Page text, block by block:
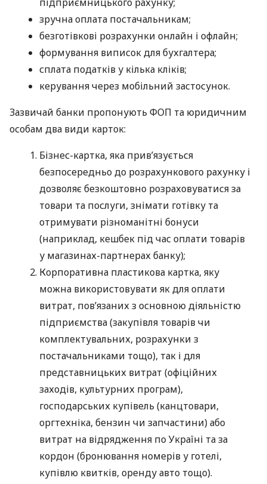
зручна оплата постачальникам;
безготівкові розрахунки онлайн і офлайн;
формування виписок для бухгалтера;
сплата податків у кілька кліків;
керування через мобільний застосунок.
Зазвичай банки пропонують ФОП та юридичним
особам два види карток:
Бізнес-картка, яка прив’язується
безпосередньо до розрахункового рахунку і
дозволяє безкоштовно розраховуватися за
товари та послуги, знімати готівку та
отримувати різноманітні бонуси
(наприклад, кешбек під час оплати товарів
у магазинах-партнерах банку);
Корпоративна пластикова картка, яку
можна використовувати як для оплати
витрат, пов’язаних з основною діяльністю
підприємства (закупівля товарів чи
комплектувальних, розрахунки з
постачальниками тощо), так і для
представницьких витрат (офіційних
заходів, культурних програм),
господарських купівель (канцтовари,
оргтехніка, бензин чи запчастини) або
витрат на відрядження по Україні та за
кордон (бронювання номерів у готелі,
купівлю квитків, оренду авто тощо).